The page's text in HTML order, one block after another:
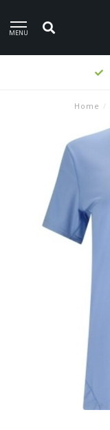
MENU
Home /